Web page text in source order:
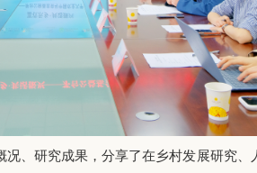
、研究成果，分享了在乡村发展研究